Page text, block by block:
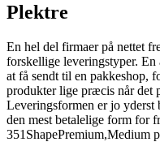
Plektre
En hel del firmaer på nettet
forskellige leveringstyper. En
at få sendt til en pakkeshop,
produkter lige præcis når det
Leveringsformen er jo
den mest betalelige form for
351ShapePremium,Medium